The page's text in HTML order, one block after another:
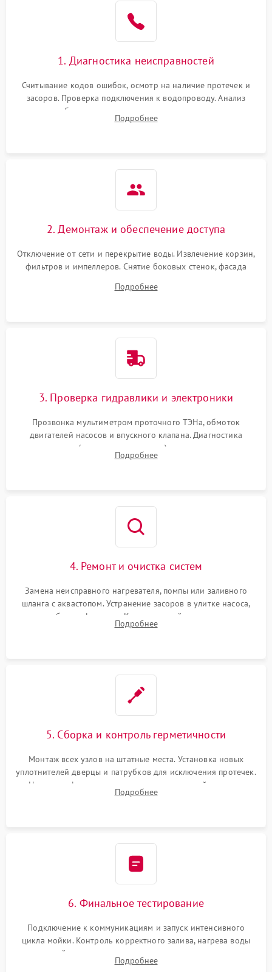
1. Диагностика неисправностей
Считывание кодов ошибок, осмотр на наличие протечек и
засоров. Проверка подключения к водопроводу. Анализ
жалоб на отсутствие слива, нагрева, вращения
разбрызгивателей или срабатывание системы защиты
Подробнее
2. Демонтаж и обеспечение доступа
Отключение от сети и перекрытие воды. Извлечение корзин,
фильтров и импеллеров. Снятие боковых стенок, фасада
циркуляционному насосу, ТЭНу и сливной помпе.
Подробнее
3. Проверка гидравлики и электроники
Прозвонка мультиметром проточного ТЭНа, обмоток
двигателей насосов и впускного клапана. Диагностика
прессостата (датчика уровня воды), датчика мутности,
концевика дверцы и электронного модуля управления.
Подробнее
4. Ремонт и очистка систем
Замена неисправного нагревателя, помпы или заливного
шланга с аквастопом. Устранение засоров в улитке насоса,
патрубках и фильтрах. Компонентный ремонт платы
управления, восстановление поврежденной проводки.
Подробнее
5. Сборка и контроль герметичности
Монтаж всех узлов на штатные места. Установка новых
уплотнителей дверцы и патрубков для исключения протечек.
Надежная фиксация хомутов гидравлической системы,
сборка корпуса и установка датчика поплавка.
Подробнее
6. Финальное тестирование
Подключение к коммуникациям и запуск интенсивного
цикла мойки. Контроль корректного залива, нагрева воды
до нужной температуры, отсутствия посторонних шумов,
штатного слива и абсолютной сухости в поддоне.
Подробнее